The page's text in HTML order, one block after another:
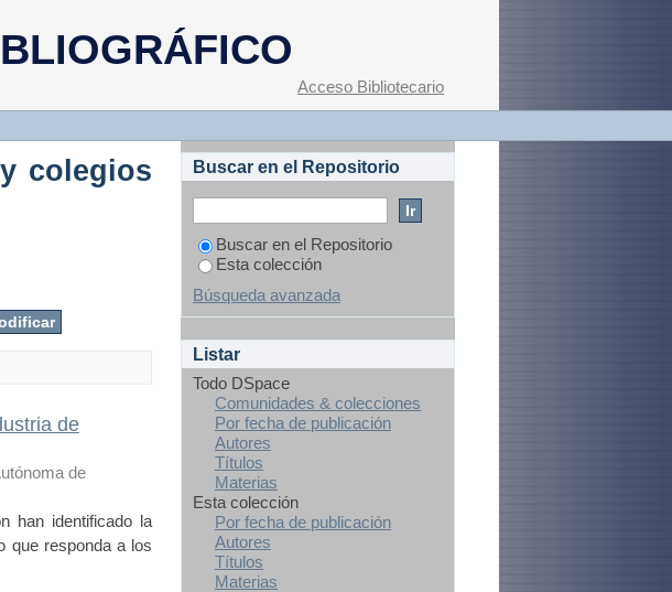
colegios - Curricula"
Acceso Bibliotecario
colegios
de
de
han identificado la
que responda a los
Buscar en el Repositorio
Buscar en el Repositorio
Esta colección
Búsqueda avanzada
Listar
Todo DSpace
Comunidades & colecciones
Por fecha de publicación
Autores
Títulos
Materias
Esta colección
Por fecha de publicación
Autores
Títulos
Materias